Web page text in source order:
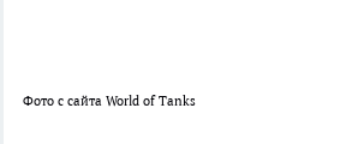
Фото с сайта World of Tanks